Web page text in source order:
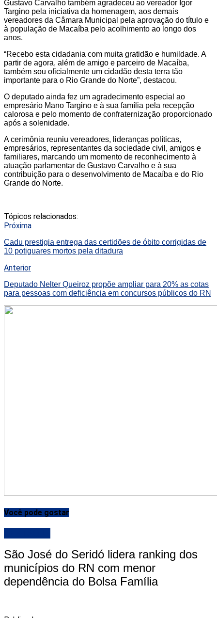
Gustavo Carvalho também agradeceu ao vereador Igor
Targino pela iniciativa da homenagem, aos demais
vereadores da Câmara Municipal pela aprovação do título e
à população de Macaíba pelo acolhimento ao longo dos
anos.
“Recebo esta cidadania com muita gratidão e humildade. A
partir de agora, além de amigo e parceiro de Macaíba,
também sou oficialmente um cidadão desta terra tão
importante para o Rio Grande do Norte”, destacou.
O deputado ainda fez um agradecimento especial ao
empresário Mano Targino e à sua família pela recepção
calorosa e pelo momento de confraternização proporcionado
após a solenidade.
A cerimônia reuniu vereadores, lideranças políticas,
empresários, representantes da sociedade civil, amigos e
familiares, marcando um momento de reconhecimento à
atuação parlamentar de Gustavo Carvalho e à sua
contribuição para o desenvolvimento de Macaíba e do Rio
Grande do Norte.
Tópicos relacionados:
Próxima
Cadu prestigia entrega das certidões de óbito corrigidas de
10 potiguares mortos pela ditadura
Anterior
Deputado Nelter Queiroz propõe ampliar para 20% as cotas
para pessoas com deficiência em concursos públicos do RN
Você pode gostar
São José do Seridó lidera ranking dos
municípios do RN com menor
dependência do Bolsa Família